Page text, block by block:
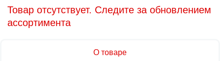
Товар отсутствует. Следите за обновлением
ассортимента
О товаре